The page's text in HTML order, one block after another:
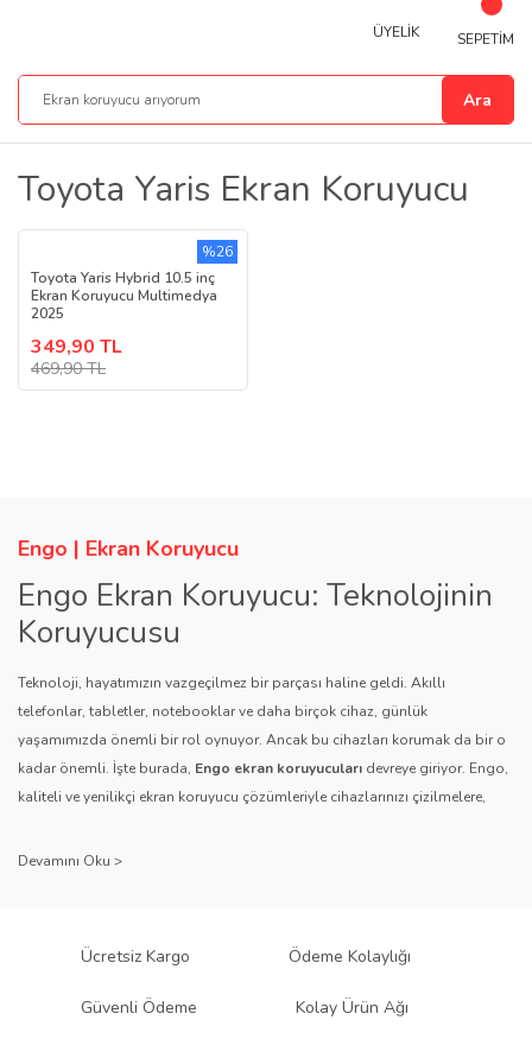
Ara
ÜYELİK SEPETİM
Toyota Yaris Ekran Koruyucu
Toyota Yaris Hybrid 10.5 inç
Ekran Koruyucu Multimedya
2025
349,90 TL
469,90 TL
%26
Engo | Ekran Koruyucu
Engo Ekran Koruyucu: Teknolojinin
Koruyucusu
Teknoloji, hayatımızın vazgeçilmez bir parçası haline geldi. Akıllı
telefonlar, tabletler, notebooklar ve daha birçok cihaz, günlük
yaşamımızda önemli bir rol oynuyor. Ancak bu cihazları korumak da bir o
kadar önemli. İşte burada, Engo ekran koruyucuları devreye giriyor. Engo,
kaliteli ve yenilikçi ekran koruyucu çözümleriyle cihazlarınızı çizilmelere,
sağlıyor.
Engo ekran koruyucuları
, uzun yıllara dayanan tecrübesi ve teknolojiye
ürününü titiz bir kalite kontrol sürecinden geçirir. Kullanıcı dostu tasarımı
Ücretsiz Kargo Ödeme Kolaylığı
Güvenli Ödeme Kolay Ürün Ağı